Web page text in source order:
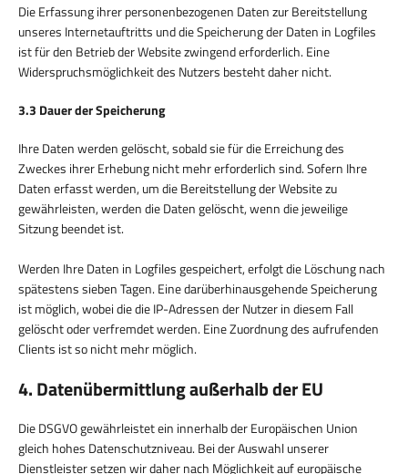
Die Erfassung ihrer personenbezogenen Daten zur Bereitstellung
unseres Internetauftritts und die Speicherung der Daten in Logfiles
ist für den Betrieb der Website zwingend erforderlich. Eine
Widerspruchsmöglichkeit des Nutzers besteht daher nicht.
3.3 Dauer der Speicherung
Ihre Daten werden gelöscht, sobald sie für die Erreichung des
Zweckes ihrer Erhebung nicht mehr erforderlich sind. Sofern Ihre
Daten erfasst werden, um die Bereitstellung der Website zu
gewährleisten, werden die Daten gelöscht, wenn die jeweilige
Sitzung beendet ist.
Werden Ihre Daten in Logfiles gespeichert, erfolgt die Löschung nach
spätestens sieben Tagen. Eine darüberhinausgehende Speicherung
ist möglich, wobei die die IP-Adressen der Nutzer in diesem Fall
gelöscht oder verfremdet werden. Eine Zuordnung des aufrufenden
Clients ist so nicht mehr möglich.
4. Datenübermittlung außerhalb der EU
Die DSGVO gewährleistet ein innerhalb der Europäischen Union
gleich hohes Datenschutzniveau. Bei der Auswahl unserer
Dienstleister setzen wir daher nach Möglichkeit auf europäische